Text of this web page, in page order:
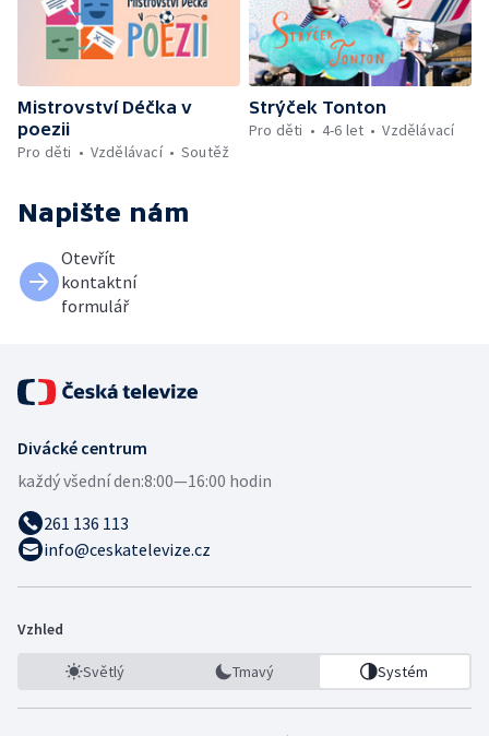
Mistrovství Déčka v
poezii
Pro děti
Vzdělávací Soutěž
Strýček Tonton
Pro děti
4-6 let Vzdělávací
Napište nám
Otevřít
kontaktní
formulář
Divácké centrum
každý všední den:8:00—16:00 hodin
261 136 113
info@ceskatelevize.cz
Vzhled
Světlý Tmavý Systém